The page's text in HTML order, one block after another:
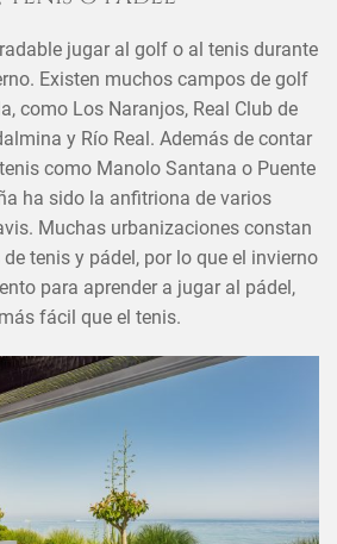
jugar al golf o al tenis durante
Existen muchos campos de golf
como Los Naranjos, Real Club de
y Río Real. Además de contar
como Manolo Santana o Puente
ha sido la anfitriona de varios
Muchas urbanizaciones constan
tenis y pádel, por lo que el invierno
para aprender a jugar al pádel,
fácil que el tenis.